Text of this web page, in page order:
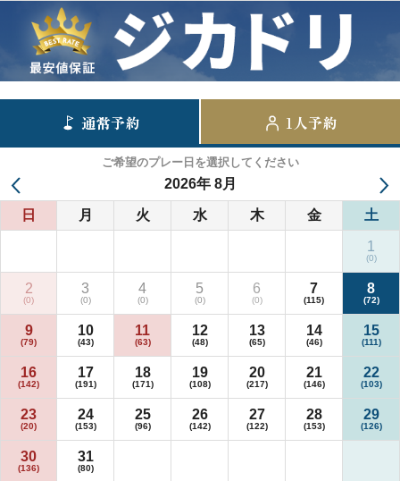
通常予約 1人予約
ご希望のプレー日を選択してください
2026年 8月
日 月 火 水 木 金 土
1
2 3 4 5 6 7 8
9 10 11 12 13 14 15
16 17 18 19 20 21 22
23 24 25 26 27 28 29
30 31